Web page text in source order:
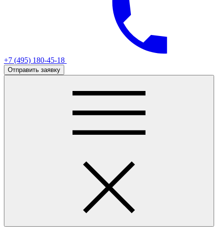
+7 (495) 180-45-18
Отправить заявку